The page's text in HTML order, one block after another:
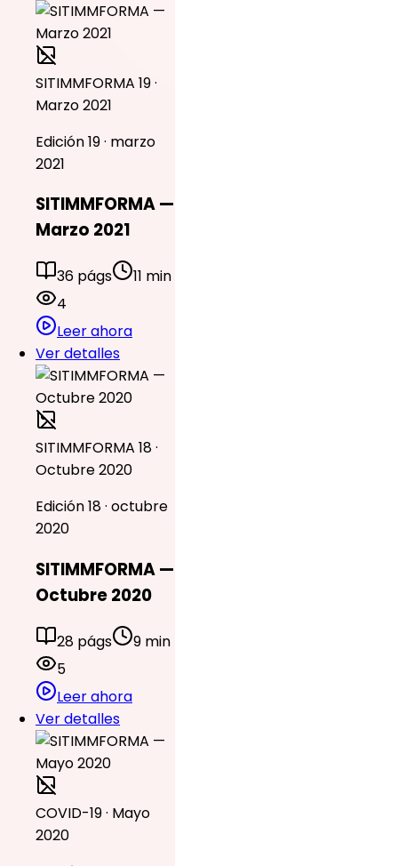
SITIMMFORMA 19 ·
Marzo 2021
Edición 19 · marzo
2021
SITIMMFORMA —
Marzo 2021
36 págs
11 min
4
Leer ahora
Ver detalles
SITIMMFORMA 18 ·
Octubre 2020
Edición 18 · octubre
2020
SITIMMFORMA —
Octubre 2020
28 págs
9 min
5
Leer ahora
Ver detalles
COVID-19 · Mayo
2020